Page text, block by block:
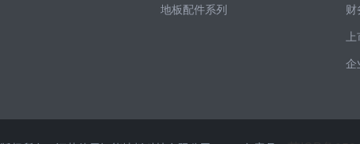
地板配件系列
企